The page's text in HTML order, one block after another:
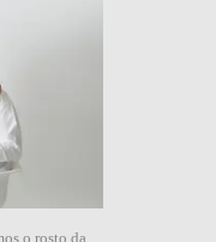
o rosto da